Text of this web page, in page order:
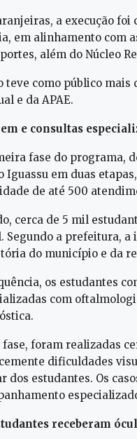
a execução foi
em alinhamento com
além do Núcleo
teve como público mais
e da APAE.
e consultas
fase do programa,
Iguassu em duas
de até 500
cerca de 5 mil
Segundo a prefeitura, a
do município e da
os estudantes
com
fase, foram realizadas
dificuldades
dos estudantes. Os
receberam